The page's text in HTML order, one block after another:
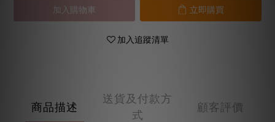
加入購物車 立即購買
加入追蹤清單
商品描述
送貨及付款方
式
顧客評價